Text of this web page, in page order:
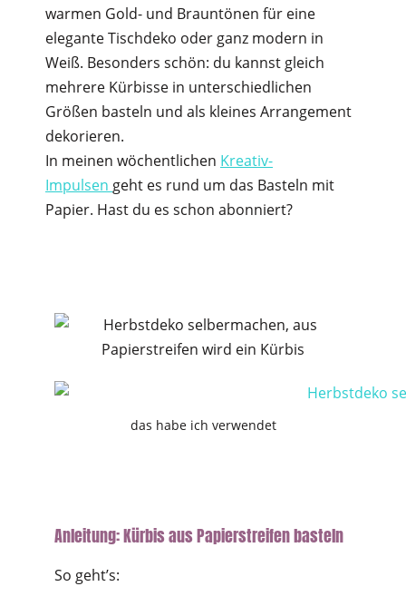
warmen Gold- und Brauntönen für eine
elegante Tischdeko oder ganz modern in
Weiß. Besonders schön: du kannst gleich
mehrere Kürbisse in unterschiedlichen
Größen basteln und als kleines Arrangement
dekorieren.
In meinen wöchentlichen Kreativ-
Impulsen geht es rund um das Basteln mit
Papier. Hast du es schon abonniert?
das habe ich verwendet
Anleitung: Kürbis aus Papierstreifen basteln
So geht’s: